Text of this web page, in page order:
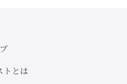
トとは